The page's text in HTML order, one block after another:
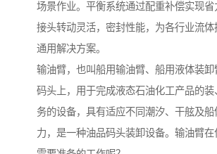
场景作业。平衡系统通过配重补偿实现
接头转动灵活，密封性能，为各行业流
通用解决方案。
输油臂，也叫船用输油臂、船用液体装
码头上，用于完成液态石油化工产品的
务的设备，具有适应不同潮汐、干舷及
力，是一种油品码头装卸设备。输油臂